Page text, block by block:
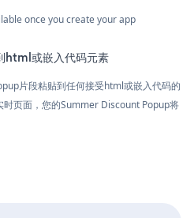
once you create your app
html或嵌入代码元素
片段粘贴到任何接受html或嵌入代码的
页面，您的Summer Discount Popup将